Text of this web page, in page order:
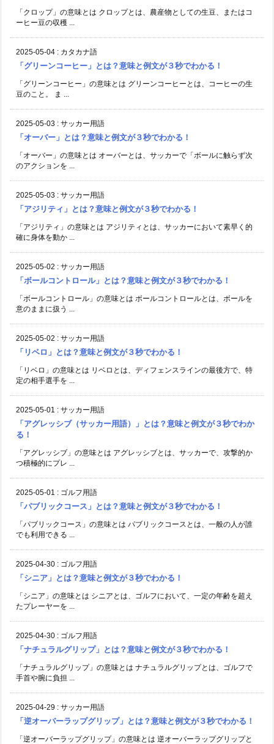
「クロップ」の意味とは クロップとは、農産物としての生豆、またはコ
ーヒー豆の収穫 ...
2025-05-04 : カタカナ語
「グリーンコーヒー」とは？意味と例文が３秒でわかる！
「グリーンコーヒー」の意味とは グリーンコーヒーとは、コーヒーの生
豆のこと。 ま ...
2025-05-03 : サッカー用語
「オーバー」とは？意味と例文が３秒でわかる！
「オーバー」の意味とは オーバーとは、サッカーで「ボールに触らず次
のアクションを ...
2025-05-03 : サッカー用語
「アジリティ」とは？意味と例文が３秒でわかる！
「アジリティ」の意味とは アジリティとは、サッカーにおいて素早く的
確に身体を動か ...
2025-05-02 : サッカー用語
「ボールコントロール」とは？意味と例文が３秒でわかる！
「ボールコントロール」の意味とは ボールコントロールとは、ボールを
意のままに扱う ...
2025-05-02 : サッカー用語
「リベロ」とは？意味と例文が３秒でわかる！
「リベロ」の意味とは リベロとは、ディフェンスラインの最後方で、特
定の相手選手を ...
2025-05-01 : サッカー用語
「アグレッシブ（サッカー用語）」とは？意味と例文が３秒でわか
る！
「アグレッシブ」の意味とは アグレッシブとは、サッカーで、攻撃的か
つ積極的にプレ ...
2025-05-01 : ゴルフ用語
「パブリックコース」とは？意味と例文が３秒でわかる！
「パブリックコース」の意味とは パブリックコースとは、一般の人が誰
でも利用できる ...
2025-04-30 : ゴルフ用語
「シニア」とは？意味と例文が３秒でわかる！
「シニア」の意味とは シニアとは、ゴルフにおいて、一定の年齢を超え
たプレーヤーを ...
2025-04-30 : ゴルフ用語
「ナチュラルグリップ」とは？意味と例文が３秒でわかる！
「ナチュラルグリップ」の意味とは ナチュラルグリップとは、ゴルフで
手首や腕に負担 ...
2025-04-29 : サッカー用語
「逆オーバーラップグリップ」とは？意味と例文が３秒でわかる！
「逆オーバーラップグリップ」の意味とは 逆オーバーラップグリップと